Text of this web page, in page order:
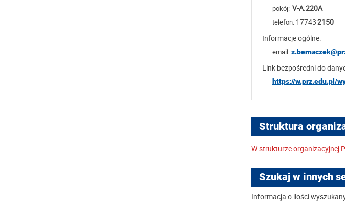
pokój: V-A.220A
telefon: 177432150
Informacje ogólne:
email:
Link bezpośredni do
https://w.prz.edu.pl/
Struktura
W strukturze organizacyjnej
Szukaj w innych
Informacja o ilości